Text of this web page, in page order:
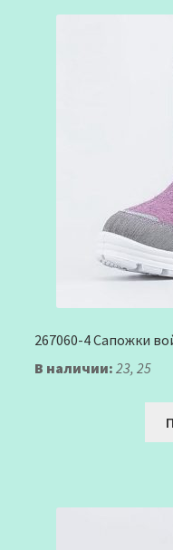
267060-4 Сапожки
В наличии: 23, 25